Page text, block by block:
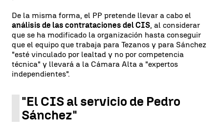
De la misma forma, el PP pretende llevar a cabo el
análisis de las contrataciones del CIS, al considerar
que se ha modificado la organización hasta conseguir
que el equipo que trabaja para Tezanos y para Sánchez
"esté vinculado por lealtad y no por competencia
técnica" y llevará a la Cámara Alta a "expertos
independientes".
"El CIS al servicio de Pedro
Sánchez"